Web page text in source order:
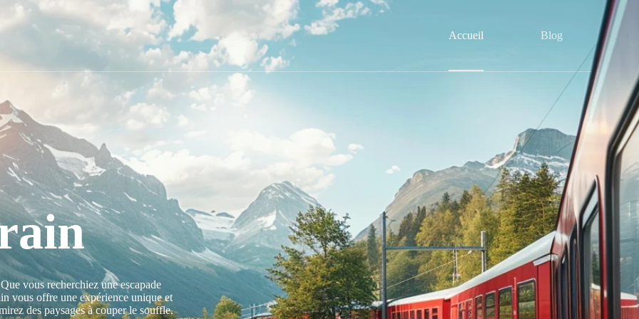
Accueil Blog
vous recherchiez une escapade
vous offre une expérience unique et
des paysages à couper le souffle.